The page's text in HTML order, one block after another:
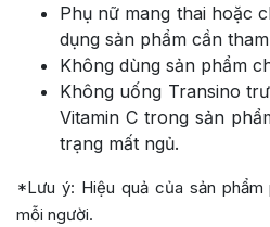
Phụ nữ mang thai hoặc
dụng sản phẩm cần
Không dùng sản phẩm
Không uống Transino
Vitamin C trong sản
trạng mất ngủ.
*Lưu ý: Hiệu quả của sản
mỗi người.